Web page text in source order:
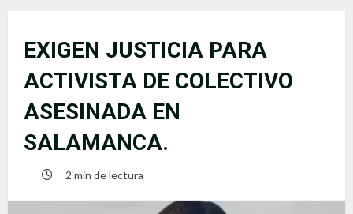
EXIGEN JUSTICIA PARA
ACTIVISTA DE COLECTIVO
ASESINADA EN
SALAMANCA.
2 min de lectura